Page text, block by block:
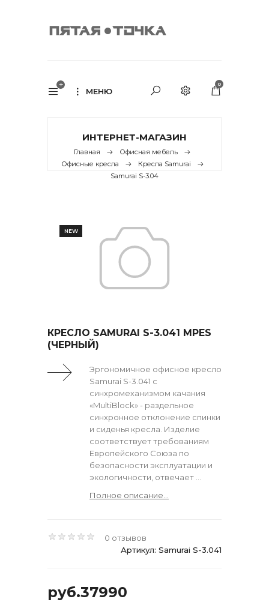
МЕНЮ
0
ИНТЕРНЕТ-МАГАЗИН
Главная
Офисная мебель
Офисные кресла
Кресла Samurai
Samurai S-3.04
NEW
КРЕСЛО SAMURAI S-3.041 MPES
(ЧЕРНЫЙ)
Эргономичное офисное кресло
Samurai S-3.041 с
синхромеханизмом качания
«MultiBlock» - раздельное
синхронное отклонение спинки
и сиденья кресла. Изделие
соответствует требованиям
Европейского Союза по
безопасности эксплуатации и
экологичности, отвечает ...
Полное описание...
0 отзывов
Артикул: Samurai S-3.041
руб.37990